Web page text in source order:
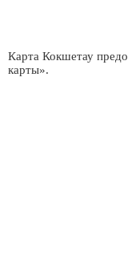
Карта Кокшетау
карты».